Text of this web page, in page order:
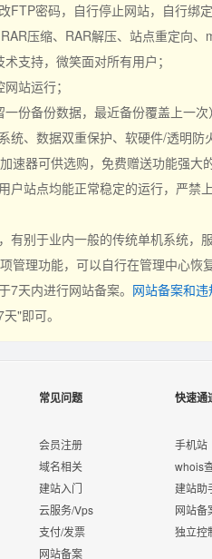
FTP密码，自行停止网站，自行绑
压缩、RAR解压、站点重定向
支持，微笑面对所有用户；
站运行；
份备份数据，最近备份覆盖上一次
统、数据双重保护、软硬件/透明防
速器可供选购，免费赠送功能强大
户站点均能正常稳定的运行，严
有别于业内一般的传统单机系统，
管理功能，可以自行在管理中心恢复
7天内进行网站备案。 网站备案和
"即可。
常见问题
会员注册
域名相关
建站入门
云服务/Vps
支付/发票
网站备案
快速通
手机站
whois
建站助
网站备
独立控